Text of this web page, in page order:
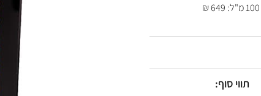
תווי סוף: